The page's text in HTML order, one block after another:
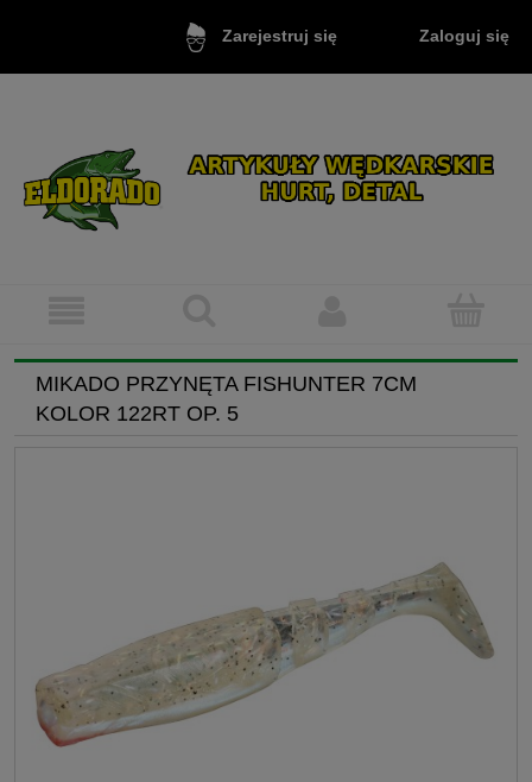
Zarejestruj się Zaloguj się
MIKADO PRZYNĘTA FISHUNTER 7CM
KOLOR 122RT OP. 5